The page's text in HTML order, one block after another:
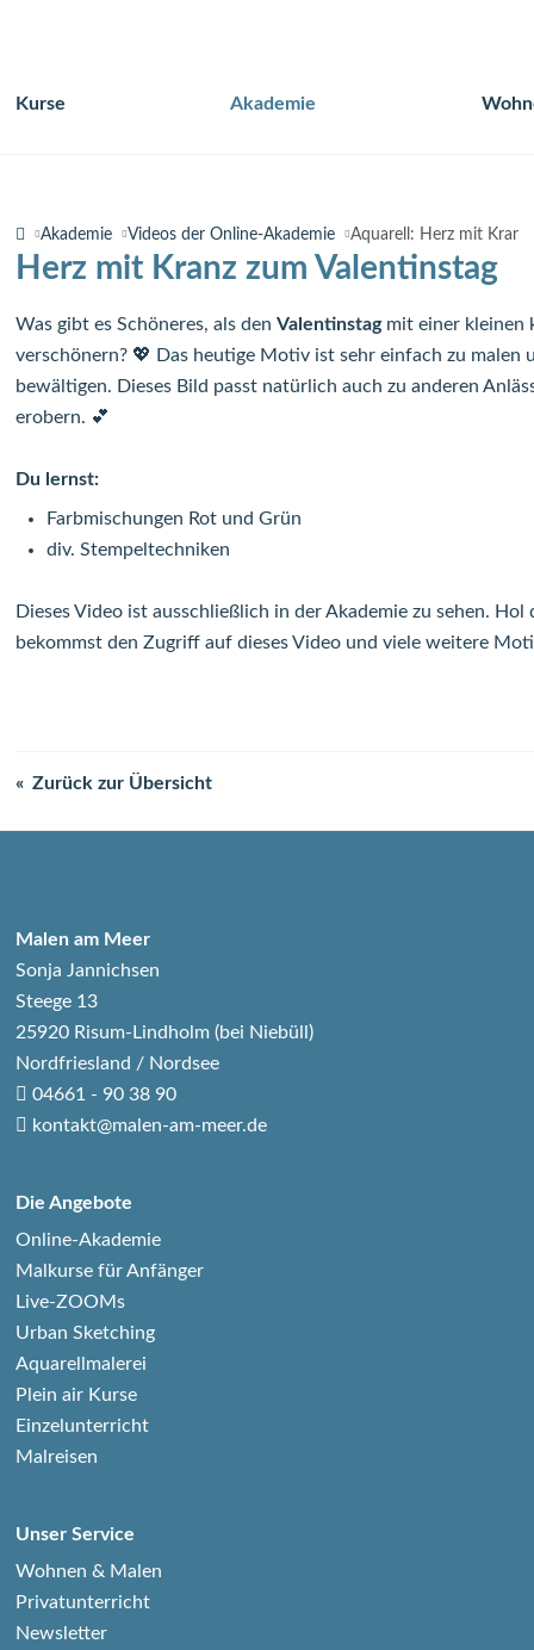
Navigation
Kurse Akademie
Akademie Videos der Online-Akademie Aquarell: Herz mit Kranz
Herz mit Kranz zum Valentinstag
Was gibt es Schöneres, als den Valentinstagmit einer kleinen
verschönern? 💖 Das heutige Motiv ist sehr einfach zu malen
bewältigen. Dieses Bild passt natürlich auch zu anderen
erobern. 💕
Du lernst:
Farbmischungen Rot und Grün
div. Stempeltechniken
Dieses Video ist ausschließlich in der Akademie zu sehen.
bekommst den Zugriff auf dieses Video und viele weitere
Zurück zur Übersicht
Malen am Meer
Sonja Jannichsen
Steege 13
25920 Risum-Lindholm (bei Niebüll)
Nordfriesland / Nordsee
04661 - 90 38 90
kontakt@malen-am-meer.de
Die Angebote
Online-Akademie
Malkurse für Anfänger
Live-ZOOMs
Urban Sketching
Aquarellmalerei
Plein air Kurse
Einzelunterricht
Malreisen
Unser Service
Wohnen & Malen
Privatunterricht
Newsletter